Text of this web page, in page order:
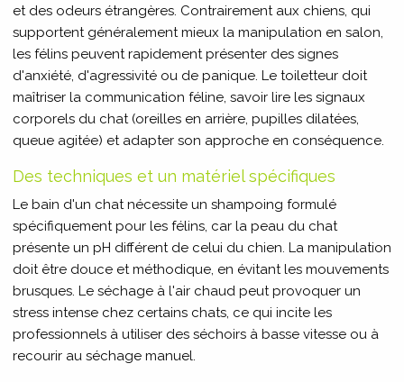
et des odeurs étrangères. Contrairement aux chiens, qui
supportent généralement mieux la manipulation en salon,
les félins peuvent rapidement présenter des signes
d'anxiété, d'agressivité ou de panique. Le toiletteur doit
maîtriser la communication féline, savoir lire les signaux
corporels du chat (oreilles en arrière, pupilles dilatées,
queue agitée) et adapter son approche en conséquence.
Des techniques et un matériel spécifiques
Le bain d'un chat nécessite un shampoing formulé
spécifiquement pour les félins, car la peau du chat
présente un pH différent de celui du chien. La manipulation
doit être douce et méthodique, en évitant les mouvements
brusques. Le séchage à l'air chaud peut provoquer un
stress intense chez certains chats, ce qui incite les
professionnels à utiliser des séchoirs à basse vitesse ou à
recourir au séchage manuel.